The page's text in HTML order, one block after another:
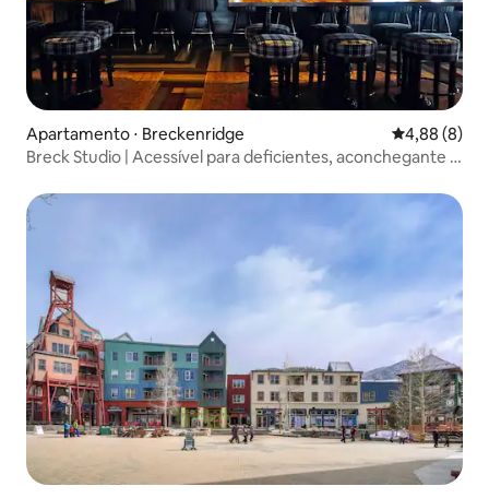
Apartamento ⋅ Breckenridge 4,88 de uma
4,88 (8)
Breck Studio | Acessível para deficientes, aconchegante e